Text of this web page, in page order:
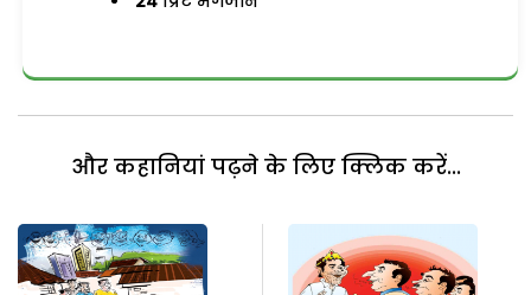
और कहानियां पढ़ने के लिए क्लिक करें...